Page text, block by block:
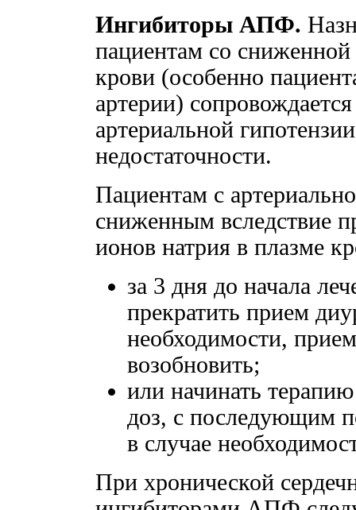
Ингибиторы АПФ.
пациентам со
крови (особенно
артерии)
артериальной
недостаточности.
Пациентам с
сниженным вследствие
ионов натрия в плазме
за 3 дня до начала
прекратить прием
необходимости,
возобновить;
или начинать
доз, с последующим
в случае
При хронической